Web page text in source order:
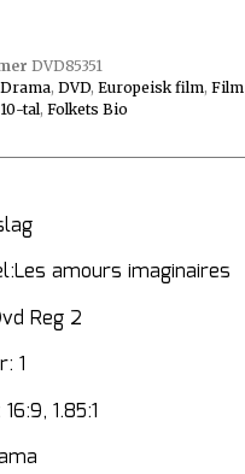
DVD85351
Drama, DVD, Europeisk film, Film
tal, Folkets Bio
amours imaginaires
Reg 2
1
1.85:1